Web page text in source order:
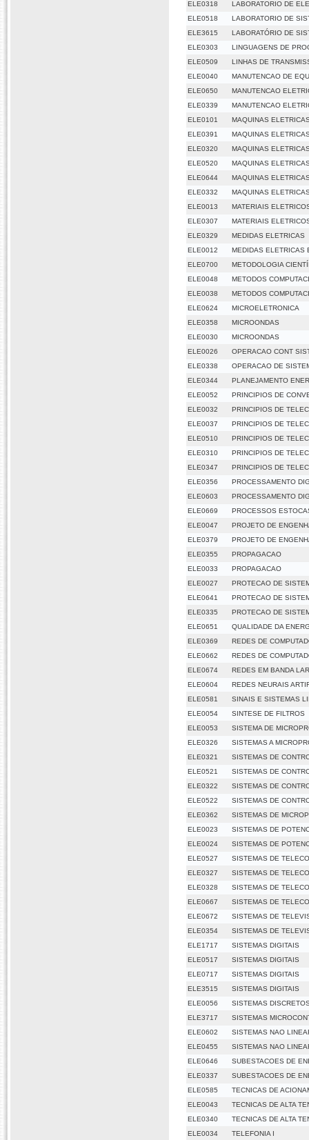
ELE0318
LABORATORIO DE
ELE0518
LABORATORIO DE
ELE3615
LABORATÓRIO DE
ELE0303
LINGUAGENS DE
ELE0509
LINHAS DE
ELE0040
MANUTENCAO DE
ELE0650
MANUTENCAO
ELE0339
MANUTENCAO
ELE0101
MAQUINAS
ELE0391
MAQUINAS
ELE0320
MAQUINAS
ELE0520
MAQUINAS
ELE0644
MAQUINAS
ELE0332
MAQUINAS
ELE0013
MATERIAIS
ELE0307
MATERIAIS
ELE0329
MEDIDAS ELETRICAS
ELE0012
MEDIDAS ELETRICAS
ELE0700
METODOLOGIA
ELE0048
METODOS
ELE0038
METODOS
ELE0624
MICROELETRONICA
ELE0358
MICROONDAS
ELE0030
MICROONDAS
ELE0026
OPERACAO CONT
ELE0338
OPERACAO DE
ELE0344
PLANEJAMENTO
ELE0052
PRINCIPIOS DE
ELE0032
PRINCIPIOS DE
ELE0037
PRINCIPIOS DE
ELE0510
PRINCIPIOS DE
ELE0310
PRINCIPIOS DE
ELE0347
PRINCIPIOS DE
ELE0356
PROCESSAMENTO
ELE0603
PROCESSAMENTO
ELE0669
PROCESSOS
ELE0047
PROJETO DE
ELE0379
PROJETO DE
ELE0355
PROPAGACAO
ELE0033
PROPAGACAO
ELE0027
PROTECAO DE
ELE0641
PROTECAO DE
ELE0335
PROTECAO DE
ELE0651
QUALIDADE DA
ELE0369
REDES DE
ELE0662
REDES DE
ELE0674
REDES EM BANDA
ELE0604
REDES NEURAIS
ELE0581
SINAIS E SISTEMAS
ELE0054
SINTESE DE FILTROS
ELE0053
SISTEMA DE
ELE0326
SISTEMAS A
ELE0321
SISTEMAS DE
ELE0521
SISTEMAS DE
ELE0322
SISTEMAS DE
ELE0522
SISTEMAS DE
ELE0362
SISTEMAS DE
ELE0023
SISTEMAS DE
ELE0024
SISTEMAS DE
ELE0527
SISTEMAS DE
ELE0327
SISTEMAS DE
ELE0328
SISTEMAS DE
ELE0667
SISTEMAS DE
ELE0672
SISTEMAS DE
ELE0354
SISTEMAS DE
ELE1717
SISTEMAS DIGITAIS
ELE0517
SISTEMAS DIGITAIS
ELE0717
SISTEMAS DIGITAIS
ELE3515
SISTEMAS DIGITAIS
ELE0056
SISTEMAS
ELE3717
SISTEMAS
ELE0602
SISTEMAS NAO
ELE0455
SISTEMAS NAO
ELE0646
SUBESTACOES DE
ELE0337
SUBESTACOES DE
ELE0585
TECNICAS DE
ELE0043
TECNICAS DE ALTA
ELE0340
TECNICAS DE ALTA
ELE0034
TELEFONIA I